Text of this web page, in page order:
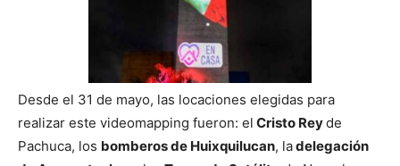
Desde el 31 de mayo, las locaciones elegidas para
realizar este videomapping fueron: el Cristo Reyde
Pachuca, los bomberos de Huixquilucan, ladelegación